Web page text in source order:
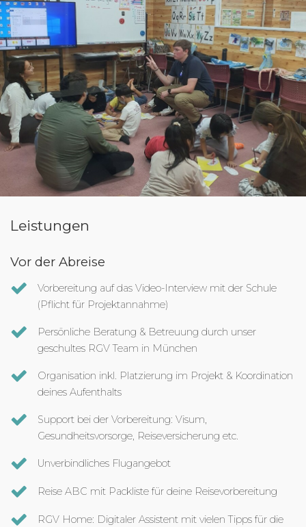
Leistungen
Vor der Abreise
Vorbereitung auf das Video-Interview mit der Schule
(Pflicht für Projektannahme)
Persönliche Beratung & Betreuung durch unser
geschultes RGV Team in München
Organisation inkl. Platzierung im Projekt & Koordination
deines Aufenthalts
Support bei der Vorbereitung: Visum,
Gesundheitsvorsorge, Reiseversicherung etc.
Unverbindliches Flugangebot
Reise ABC mit Packliste für deine Reisevorbereitung
RGV Home: Digitaler Assistent mit vielen Tipps für die